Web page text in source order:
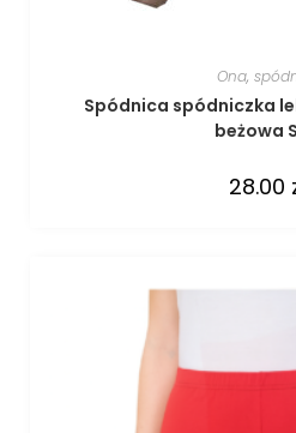
Ona,
Spódnica spódniczka
beżowa
28.00